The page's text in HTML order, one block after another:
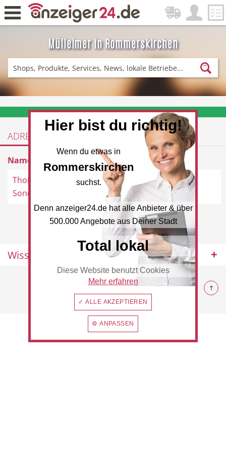
Mülleimer in Rommerskirchen
Zurück
Fitness & Sport Einkaufen
DE-News News
Restaurant Hotel
Beauty & Wellness Auto
Handwerk Sport & Freizeit
❤️ Aktuelle Angebote & Prospekte per Newsletter erhalten
ADRESSEN
Name
Adresse
Thomas Philipps
Sonderposten
Venloerstraße 2, 41569
Rommerskirchen
Wissenswertes
© 2026 Rommerskirchen
Hier bist du richtig!
Wenn du etwas in
Rommerskirchen
suchst.
Denn anzeiger24.de hat alle Anbieter & über
500.000 Angebote aus Deiner Stadt
Total lokal
Diese Website benutzt Cookies
Mehr erfahren
✓ ALLE AKZEPTIEREN
⚙ ANPASSEN